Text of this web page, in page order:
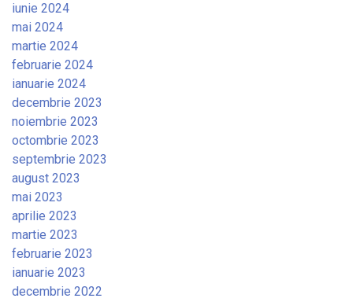
iunie 2024
mai 2024
martie 2024
februarie 2024
ianuarie 2024
decembrie 2023
noiembrie 2023
octombrie 2023
septembrie 2023
august 2023
mai 2023
aprilie 2023
martie 2023
februarie 2023
ianuarie 2023
decembrie 2022